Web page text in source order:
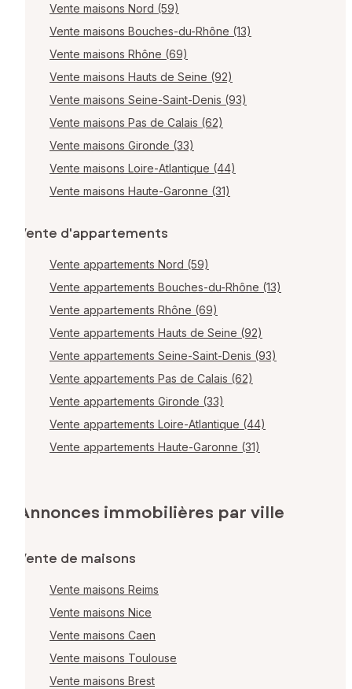
Vente maisons Nord (59)
Vente maisons Bouches-du-Rhône (13)
Vente maisons Rhône (69)
Vente maisons Hauts de Seine (92)
Vente maisons Seine-Saint-Denis (93)
Vente maisons Pas de Calais (62)
Vente maisons Gironde (33)
Vente maisons Loire-Atlantique (44)
Vente maisons Haute-Garonne (31)
Vente d'appartements
Vente appartements Nord (59)
Vente appartements Bouches-du-Rhône (13)
Vente appartements Rhône (69)
Vente appartements Hauts de Seine (92)
Vente appartements Seine-Saint-Denis (93)
Vente appartements Pas de Calais (62)
Vente appartements Gironde (33)
Vente appartements Loire-Atlantique (44)
Vente appartements Haute-Garonne (31)
Annonces immobilières par ville
Vente de maisons
Vente maisons Reims
Vente maisons Nice
Vente maisons Caen
Vente maisons Toulouse
Vente maisons Brest